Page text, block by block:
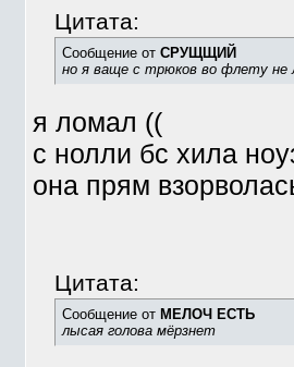
Цитата:
Сообщение от СРУЩЩИЙ
но я ваще с трюков во флету не
я ломал ((
с нолли бс хила
она прям
Цитата:
Сообщение от МЕЛОЧ ЕСТЬ
лысая голова мёрзнет